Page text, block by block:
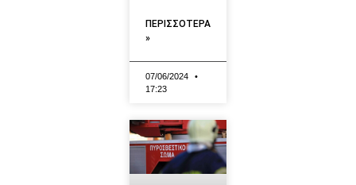
ΠΕΡΙΣΣΟΤΕΡΑ
»
07/06/2024
17:23